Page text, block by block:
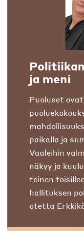
ja meni
Puolueet
paikalla ja
Vaaleihin
näkyy ja
toinen
hallituksen
otetta